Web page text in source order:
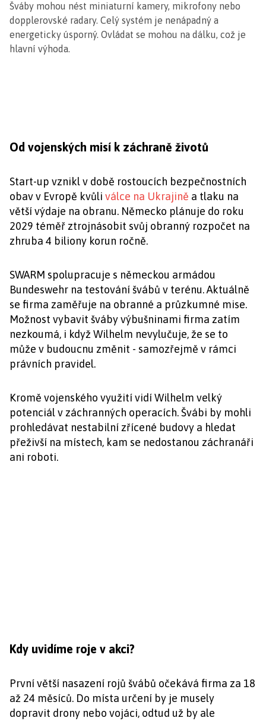
Šváby mohou nést miniaturní kamery, mikrofony nebo
dopplerovské radary. Celý systém je nenápadný a
energeticky úsporný. Ovládat se mohou na dálku, což je
hlavní výhoda.
Od vojenských misí k záchraně životů
Start-up vznikl v době rostoucích bezpečnostních
obav v Evropě kvůli válce na Ukrajině a tlaku na
větší výdaje na obranu. Německo plánuje do roku
2029 téměř ztrojnásobit svůj obranný rozpočet na
zhruba 4 biliony korun ročně.
SWARM spolupracuje s německou armádou
Bundeswehr na testování švábů v terénu. Aktuálně
se firma zaměřuje na obranné a průzkumné mise.
Možnost vybavit šváby výbušninami firma zatím
nezkoumá, i když Wilhelm nevylučuje, že se to
může v budoucnu změnit - samozřejmě v rámci
právních pravidel.
Kromě vojenského využití vidí Wilhelm velký
potenciál v záchranných operacích. Švábi by mohli
prohledávat nestabilní zřícené budovy a hledat
přeživší na místech, kam se nedostanou záchranáři
ani roboti.
Kdy uvidíme roje v akci?
První větší nasazení rojů švábů očekává firma za 18
až 24 měsíců. Do místa určení by je musely
dopravit drony nebo vojáci, odtud už by ale